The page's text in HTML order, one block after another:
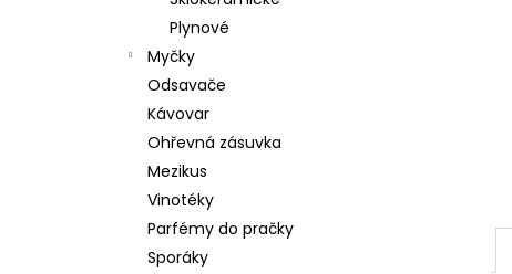
Plynové
Myčky
Odsavače
Kávovar
Ohřevná zásuvka
Mezikus
Vinotéky
Parfémy do pračky
Sporáky
WHIRLPOOL VT WOI4S8PPM1SX
11 990 Kč